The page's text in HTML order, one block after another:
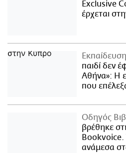
Exclusive
έρχεται
Εκπαίδευση
παιδί δεν
Αθήνα»: Η
που
Οδηγός
βρέθηκε
Bookvoice.
ανάμεσα